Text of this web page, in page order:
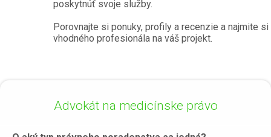
poskytnúť svoje služby.
Porovnajte si ponuky, profily a recenzie a najmite si
vhodného profesionála na váš projekt.
Advokát na medicínske právo